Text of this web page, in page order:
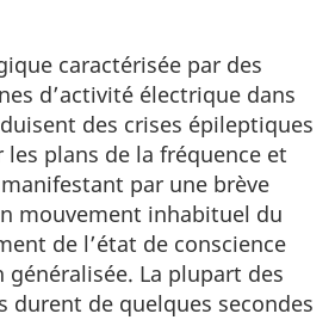
caractérisée par des
d’activité électrique dans
des crises épileptiques
plans de la fréquence et
par une brève
mouvement inhabituel du
de l’état de conscience
La plupart des
durent de quelques secondes